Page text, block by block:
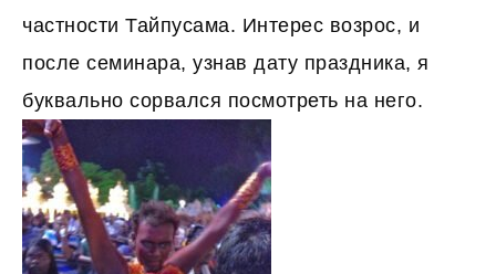
частности Тайпусама. Интерес возрос, и
после семинара, узнав дату праздника, я
буквально сорвался посмотреть на него.